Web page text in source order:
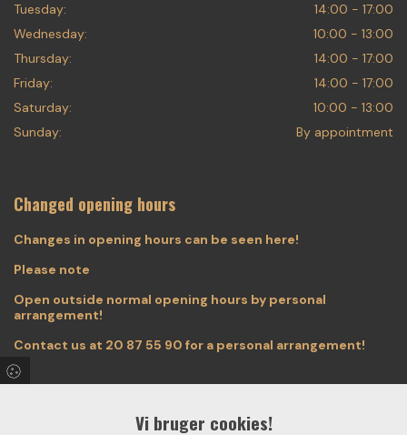
Tuesday:
14:00 - 17:00
Wednesday:
10:00 - 13:00
Thursday:
14:00 - 17:00
Friday:
14:00 - 17:00
Saturday:
10:00 - 13:00
Sunday:
By appointment
Changed opening hours
Changes in opening hours can be seen here!
Please note
Open outside normal opening hours by personal
arrangement!
Contact us at 20 87 55 90 for a personal arrangement!
Vi bruger cookies!